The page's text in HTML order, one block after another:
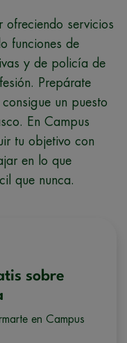
ofreciendo servicios
funciones de
y de policía de
Prepárate
un puesto
En Campus
tu objetivo con
en lo que
que nunca.
sobre
en Campus